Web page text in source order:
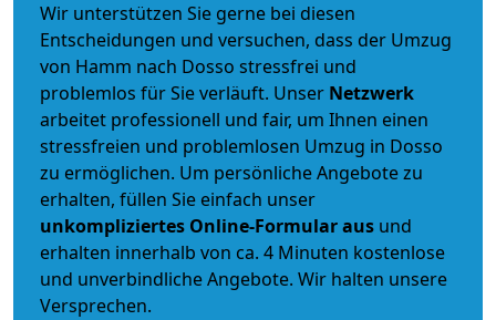
Wir unterstützen Sie gerne bei diesen
Entscheidungen und versuchen, dass der Umzug
von Hamm nach Dosso stressfrei und
problemlos für Sie verläuft. Unser Netzwerk
arbeitet professionell und fair, um Ihnen einen
stressfreien und problemlosen Umzug in Dosso
zu ermöglichen. Um persönliche Angebote zu
erhalten, füllen Sie einfach unser
unkompliziertes Online-Formular aus und
erhalten innerhalb von ca. 4 Minuten kostenlose
und unverbindliche Angebote. Wir halten unsere
Versprechen.